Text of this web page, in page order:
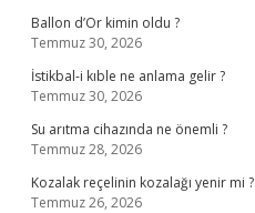
Ballon d’Or kimin oldu ?
Temmuz 30, 2026
İstikbal-i kıble ne anlama gelir ?
Temmuz 30, 2026
Su arıtma cihazında ne önemli ?
Temmuz 28, 2026
Kozalak reçelinin kozalağı yenir mi ?
Temmuz 26, 2026